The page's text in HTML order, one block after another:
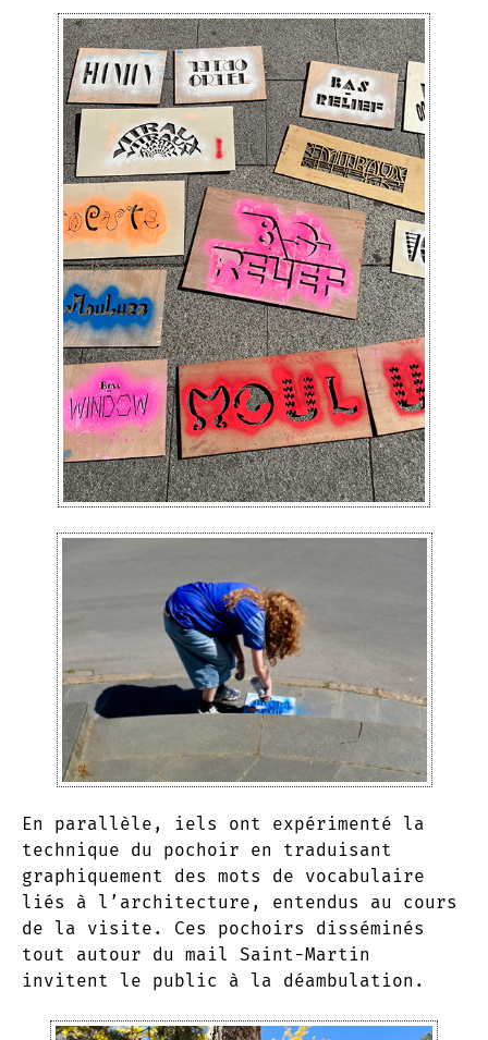
En parallèle, iels ont expérimenté la
technique du pochoir en traduisant
graphiquement des mots de vocabulaire
liés à l’architecture, entendus au cours
de la visite. Ces pochoirs disséminés
tout autour du mail Saint-Martin
invitent le public à la déambulation.